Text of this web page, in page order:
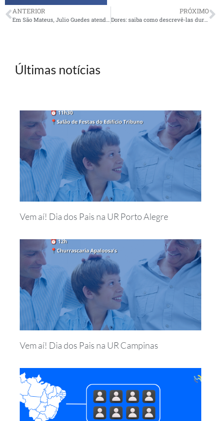
ANTERIOR PRÓXIMO
Dores: saiba como descrevê-las durante a consulta
Últimas notícias
Vem aí! Dia dos Pais na UR Porto Alegre
Vem aí! Dia dos Pais na UR Campinas